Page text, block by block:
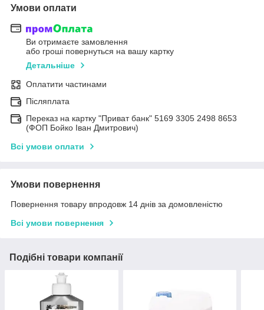
Умови оплати
Ви отримаєте замовлення
або гроші повернуться на вашу картку
Детальніше
Оплатити частинами
Післяплата
Переказ на картку "Приват банк" 5169 3305 2498 8653
(ФОП Бойко Іван Дмитрович)
Всі умови оплати
Умови повернення
Повернення товару впродовж 14 днів за домовленістю
Всі умови повернення
Подібні товари компанії